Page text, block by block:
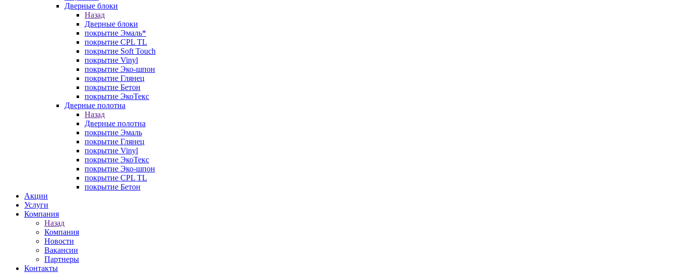
Дверные блоки
Назад
Дверные блоки
покрытие Эмаль*
покрытие CPL TL
покрытие Soft Touch
покрытие Vinyl
покрытие Эко-шпон
покрытие Глянец
покрытие Бетон
покрытие ЭкоТекс
Дверные полотна
Назад
Дверные полотна
покрытие Эмаль
покрытие Глянец
покрытие Vinyl
покрытие ЭкоТекс
покрытие Эко-шпон
покрытие CPL TL
покрытие Бетон
Акции
Услуги
Компания
Назад
Компания
Новости
Вакансии
Партнеры
Контакты